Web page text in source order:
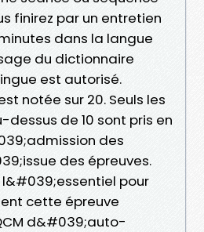
finirez par un entretien
dans la langue
du dictionnaire
est autorisé.
notée sur 20. Seuls les
de 10 sont pris en
des
des épreuves.
pour
cette épreuve
d&#039;auto-